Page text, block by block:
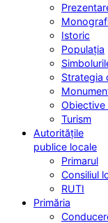
Istoric
Populația
Strategia
Obiective
Turism
Autoritățile
publice locale
Primarul
Consiliul
RUTI
Primăria